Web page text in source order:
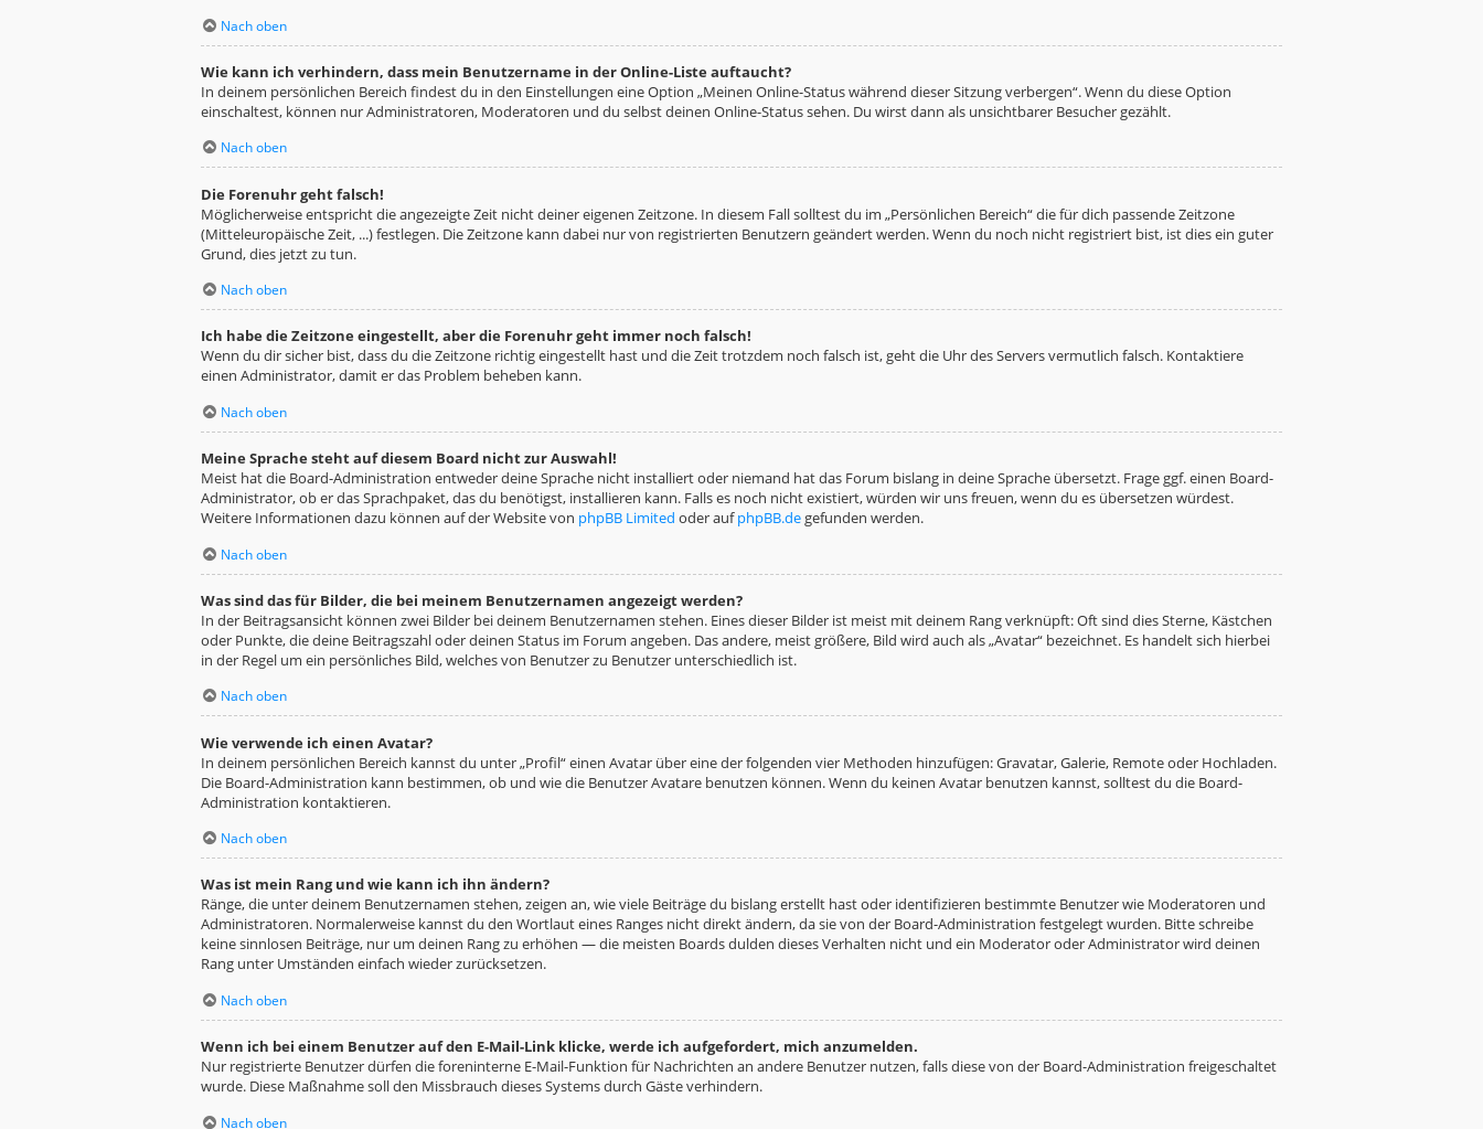
Nach oben
Wie kann ich verhindern, dass mein Benutzername in der Online-Liste auftaucht?
In deinem persönlichen Bereich findest du in den Einstellungen eine Option „Meinen Online-Status während dieser Sitzung verbergen“. Wenn du diese Option
einschaltest, können nur Administratoren, Moderatoren und du selbst deinen Online-Status sehen. Du wirst dann als unsichtbarer Besucher gezählt.
Nach oben
Die Forenuhr geht falsch!
Möglicherweise entspricht die angezeigte Zeit nicht deiner eigenen Zeitzone. In diesem Fall solltest du im „Persönlichen Bereich“ die für dich passende Zeitzone
(Mitteleuropäische Zeit, ...) festlegen. Die Zeitzone kann dabei nur von registrierten Benutzern geändert werden. Wenn du noch nicht registriert bist, ist dies ein guter
Grund, dies jetzt zu tun.
Nach oben
Ich habe die Zeitzone eingestellt, aber die Forenuhr geht immer noch falsch!
Wenn du dir sicher bist, dass du die Zeitzone richtig eingestellt hast und die Zeit trotzdem noch falsch ist, geht die Uhr des Servers vermutlich falsch. Kontaktiere
einen Administrator, damit er das Problem beheben kann.
Nach oben
Meine Sprache steht auf diesem Board nicht zur Auswahl!
Meist hat die Board-Administration entweder deine Sprache nicht installiert oder niemand hat das Forum bislang in deine Sprache übersetzt. Frage ggf. einen Board-
Administrator, ob er das Sprachpaket, das du benötigst, installieren kann. Falls es noch nicht existiert, würden wir uns freuen, wenn du es übersetzen würdest.
Weitere Informationen dazu können auf der Website von phpBB Limited oder aufphpBB.degefunden werden.
Nach oben
Was sind das für Bilder, die bei meinem Benutzernamen angezeigt werden?
In der Beitragsansicht können zwei Bilder bei deinem Benutzernamen stehen. Eines dieser Bilder ist meist mit deinem Rang verknüpft: Oft sind dies Sterne, Kästchen
oder Punkte, die deine Beitragszahl oder deinen Status im Forum angeben. Das andere, meist größere, Bild wird auch als „Avatar“ bezeichnet. Es handelt sich hierbei
in der Regel um ein persönliches Bild, welches von Benutzer zu Benutzer unterschiedlich ist.
Nach oben
Wie verwende ich einen Avatar?
In deinem persönlichen Bereich kannst du unter „Profil“ einen Avatar über eine der folgenden vier Methoden hinzufügen: Gravatar, Galerie, Remote oder Hochladen.
Die Board-Administration kann bestimmen, ob und wie die Benutzer Avatare benutzen können. Wenn du keinen Avatar benutzen kannst, solltest du die Board-
Administration kontaktieren.
Nach oben
Was ist mein Rang und wie kann ich ihn ändern?
Ränge, die unter deinem Benutzernamen stehen, zeigen an, wie viele Beiträge du bislang erstellt hast oder identifizieren bestimmte Benutzer wie Moderatoren und
Administratoren. Normalerweise kannst du den Wortlaut eines Ranges nicht direkt ändern, da sie von der Board-Administration festgelegt wurden. Bitte schreibe
keine sinnlosen Beiträge, nur um deinen Rang zu erhöhen — die meisten Boards dulden dieses Verhalten nicht und ein Moderator oder Administrator wird deinen
Rang unter Umständen einfach wieder zurücksetzen.
Nach oben
Wenn ich bei einem Benutzer auf den E-Mail-Link klicke, werde ich aufgefordert, mich anzumelden.
Nur registrierte Benutzer dürfen die foreninterne E-Mail-Funktion für Nachrichten an andere Benutzer nutzen, falls diese von der Board-Administration freigeschaltet
wurde. Diese Maßnahme soll den Missbrauch dieses Systems durch Gäste verhindern.
Nach oben